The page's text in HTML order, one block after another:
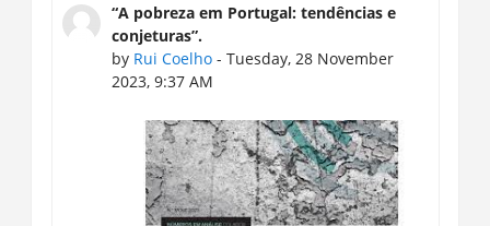
“A pobreza em Portugal: tendências e
conjeturas”.
by Rui Coelho- Tuesday, 28 November
2023, 9:37 AM